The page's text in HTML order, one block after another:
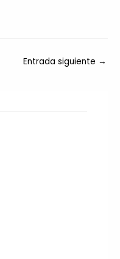
Entrada siguiente →